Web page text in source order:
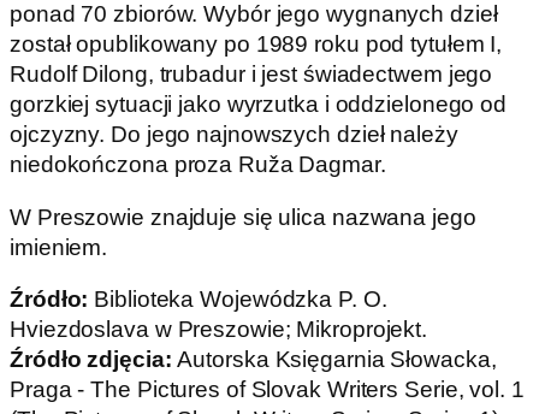
ponad 70 zbiorów. Wybór jego wygnanych dzieł
został opublikowany po 1989 roku pod tytułem I,
Rudolf Dilong, trubadur i jest świadectwem jego
gorzkiej sytuacji jako wyrzutka i oddzielonego od
ojczyzny. Do jego najnowszych dzieł należy
niedokończona proza Ruža Dagmar.
W Preszowie znajduje się ulica nazwana jego
imieniem.
Źródło: Biblioteka Wojewódzka P. O.
Hviezdoslava w Preszowie; Mikroprojekt.
Źródło zdjęcia:Autorska Księgarnia Słowacka,
Praga - The Pictures of Slovak Writers Serie, vol. 1